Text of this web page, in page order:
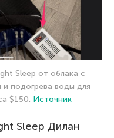
Sleep от облака с
подогрева воды для
$150. Источник
Sleep Дилан